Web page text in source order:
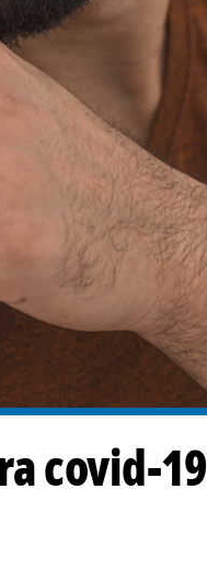
covid-19